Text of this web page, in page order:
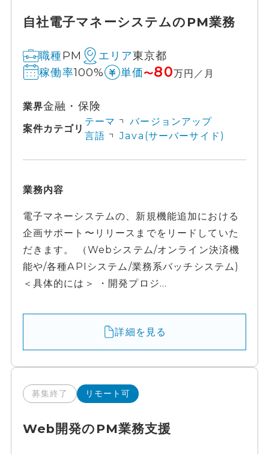
自社電子マネーシステムのPM業務
職種PM エリア東京都
稼働率100% 単価〜80万円／月
業界金融・保険
案件カテゴリ
テーマ
バージョンアップ
言語
Java(サーバーサイド)
業務内容
電子マネーシステムの、新規機能追加における
企画サポート〜リリースまでをリードしていた
だきます。 （Webシステム/オンライン決済機
能や/各種APIシステム/業務系バッチシステム)
＜具体的には＞ ・開発プロジ...
詳細を見る
募集終了 リモート可
Web開発のPM業務支援